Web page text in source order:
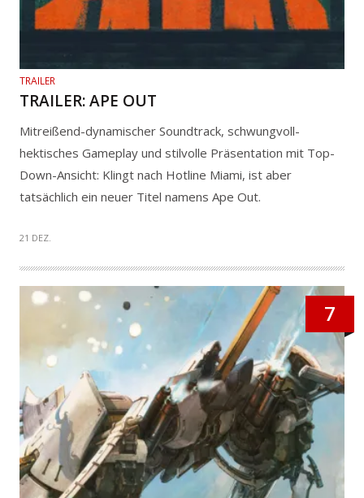
TRAILER
TRAILER: APE OUT
Mitreißend-dynamischer Soundtrack, schwungvoll-
hektisches Gameplay und stilvolle Präsentation mit Top-
Down-Ansicht: Klingt nach Hotline Miami, ist aber
tatsächlich ein neuer Titel namens Ape Out.
21 DEZ.
7